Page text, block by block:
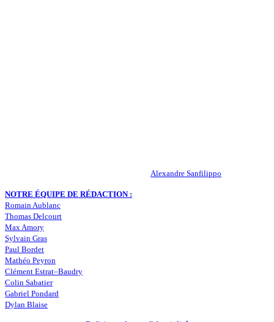
Alexandre Sanfilippo
NOTRE ÉQUIPE DE RÉDACTION :
Romain Aublanc
Thomas Delcourt
Max Amory
Sylvain Gras
Paul Bordet
Mathéo Peyron
Clément Estrat–Baudry
Colin Sabatier
Gabriel Pondard
Dylan Blaise